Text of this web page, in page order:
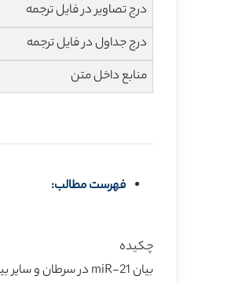
درج تصاویر در فایل ترجمه
درج جداول در فایل ترجمه
منابع داخل متن
فهرست مطالب:
چکیده
بیان miR-21 در سرطان و سایر بیماری ها